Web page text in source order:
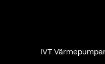
IVT